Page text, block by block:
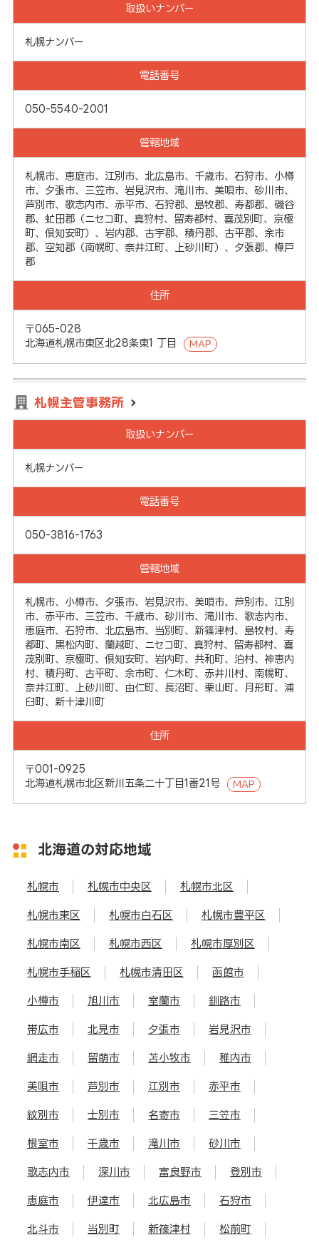
取扱いナンバー
札幌ナンバー
電話番号
050-5540-2001
管轄地域
札幌市、恵庭市、江別市、北広島市、千歳市、石狩市、小樽
市、夕張市、三笠市、岩見沢市、滝川市、美唄市、砂川市、
芦別市、歌志内市、赤平市、石狩郡、島牧郡、寿都郡、磯谷
郡、虻田郡（ニセコ町、真狩村、留寿都村、喜茂別町、京極
町、倶知安町）、岩内郡、古宇郡、積丹郡、古平郡、余市
郡、空知郡（南幌町、奈井江町、上砂川町）、夕張郡、樺戸
郡
住所
〒065-028
北海道札幌市東区北28条東1 丁目
MAP
札幌主管事務所
取扱いナンバー
札幌ナンバー
電話番号
050-3816-1763
管轄地域
札幌市、小樽市、夕張市、岩見沢市、美唄市、芦別市、江別
市、赤平市、三笠市、千歳市、砂川市、滝川市、歌志内市、
恵庭市、石狩市、北広島市、当別町、新篠津村、島牧村、寿
都町、黒松内町、蘭越町、ニセコ町、真狩村、留寿都村、喜
茂別町、京極町、倶知安町、岩内町、共和町、泊村、神恵内
村、積丹町、古平町、余市町、仁木町、赤井川村、南幌町、
奈井江町、上砂川町、由仁町、長沼町、栗山町、月形町、浦
臼町、新十津川町
住所
〒001-0925
北海道札幌市北区新川五条二十丁目1番21号
MAP
北海道の対応地域
札幌市 札幌市中央区 札幌市北区
札幌市東区 札幌市白石区 札幌市豊平区
札幌市南区 札幌市西区 札幌市厚別区
札幌市手稲区 札幌市清田区 函館市
小樽市 旭川市 室蘭市 釧路市
帯広市 北見市 夕張市 岩見沢市
網走市 留萌市 苫小牧市 稚内市
美唄市 芦別市 江別市 赤平市
紋別市 士別市 名寄市 三笠市
根室市 千歳市 滝川市 砂川市
歌志内市 深川市 富良野市 登別市
恵庭市 伊達市 北広島市 石狩市
北斗市 当別町 新篠津村 松前町